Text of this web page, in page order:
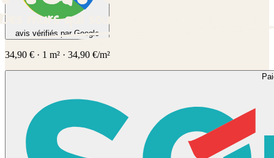
avis vérifiés par Google
34,90 € · 1 m² · 34,90 €/m²